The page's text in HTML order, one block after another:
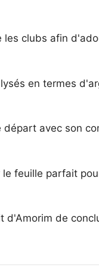
les clubs afin
en termes
avec son
feuille parfait
d'Amorim de